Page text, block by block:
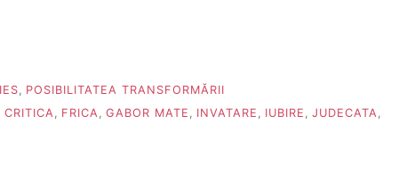
, POSIBILITATEA TRANSFORMĂRII
CRITICA, FRICA, GABOR MATE , INVATARE , IUBIRE , JUDECATA,